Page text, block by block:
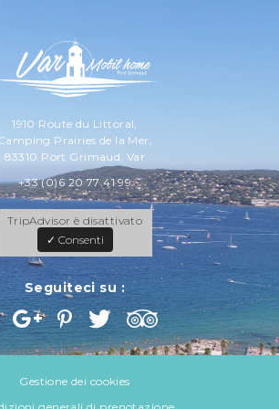
1910 Route du Littoral,
Prairies de la Mer,
83310 Port Grimaud, Var
+33 (0)6 20 77 41 99
TripAdvisor è disattivato
✓ Consenti
Seguiteci su :
Gestione dei cookies